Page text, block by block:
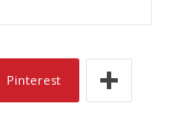
Pinterest